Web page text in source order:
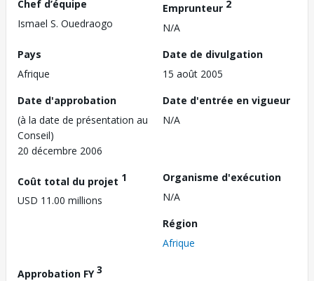
Chef d’équipe
Ismael S. Ouedraogo
Emprunteur 2
N/A
Pays
Afrique
Date de divulgation
15 août 2005
Date d'approbation
(à la date de présentation au
Conseil)
20 décembre 2006
Date d'entrée en vigueur
N/A
Coût total du projet 1
USD 11.00 millions
Organisme d'exécution
N/A
Région
Afrique
Approbation FY3